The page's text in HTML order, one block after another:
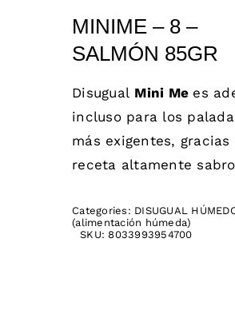
MINIME – 8 –
SALMÓN 85GR
Disugual Mini Me es
incluso para los
más exigentes, gracias
receta altamente
Categories: DISUGUAL
(alimentación húmeda)
SKU: 8033993954700